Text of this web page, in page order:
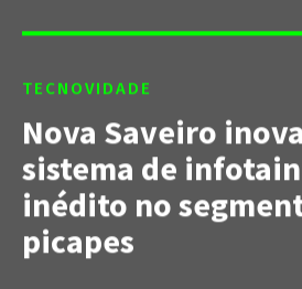
TECNOVIDADE
Nova Saveiro
sistema de
inédito no
picapes